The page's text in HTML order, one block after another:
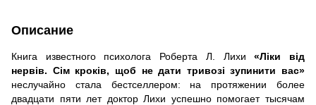
Описание
Книга известного психолога Роберта Л. Лихи«Ліки від
нервів. Сім кроків, щоб не дати тривозі зупинити вас»
неслучайно стала бестселлером: на протяжении более
двадцати пяти лет доктор Лихи успешно помогает тысячам